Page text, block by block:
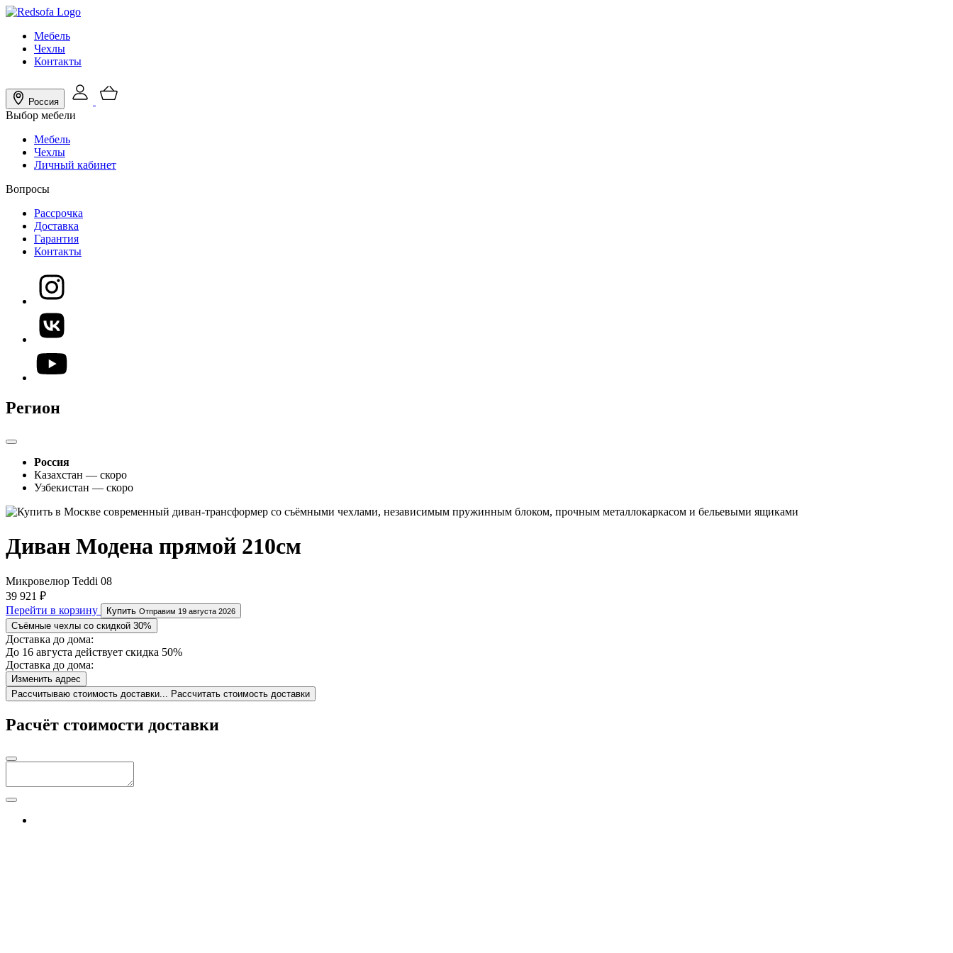
Мебель
Чехлы
Контакты
Россия
Выбор мебели
Мебель
Чехлы
Личный кабинет
Вопросы
Рассрочка
Доставка
Гарантия
Контакты
Регион
Россия
Казахстан — скоро
Узбекистан — скоро
Диван Модена прямой 210см
Микровелюр Teddi 08
39 921 ₽
Перейти в корзину
Купить Отправим 19 августа 2026
Съёмные чехлы со скидкой 30%
Доставка до дома:
До 16 августа действует скидка 50%
Доставка до дома:
Изменить адрес
Рассчитываю стоимость доставки...
Рассчитать стоимость доставки
Расчёт стоимости доставки